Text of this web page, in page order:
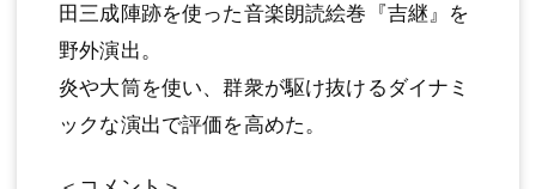
⽥三成陣跡を使った⾳楽朗読絵巻『吉継』を
野外演出。
炎や⼤筒を使い、群衆が駆け抜けるダイナミ
ックな演出で評価を⾼めた。